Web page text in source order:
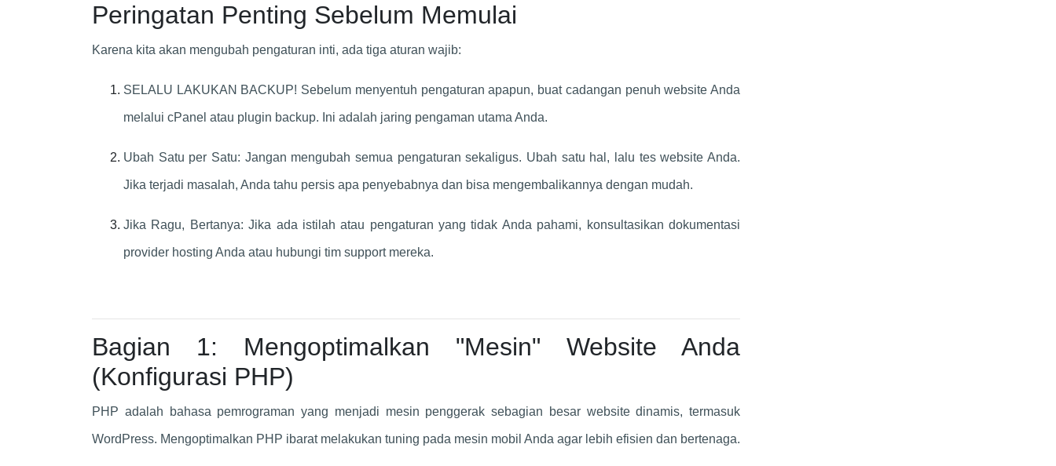
Peringatan Penting Sebelum Memulai
Karena kita akan mengubah pengaturan inti, ada tiga aturan wajib:
SELALU LAKUKAN BACKUP! Sebelum menyentuh pengaturan apapun, buat cadangan penuh website Anda
melalui cPanel atau plugin backup. Ini adalah jaring pengaman utama Anda.
Ubah Satu per Satu: Jangan mengubah semua pengaturan sekaligus. Ubah satu hal, lalu tes website Anda.
Jika terjadi masalah, Anda tahu persis apa penyebabnya dan bisa mengembalikannya dengan mudah.
Jika Ragu, Bertanya: Jika ada istilah atau pengaturan yang tidak Anda pahami, konsultasikan dokumentasi
provider hosting Anda atau hubungi tim support mereka.
Bagian 1: Mengoptimalkan "Mesin" Website Anda
(Konfigurasi PHP)
PHP adalah bahasa pemrograman yang menjadi mesin penggerak sebagian besar website dinamis, termasuk
WordPress. Mengoptimalkan PHP ibarat melakukan tuning pada mesin mobil Anda agar lebih efisien dan bertenaga.